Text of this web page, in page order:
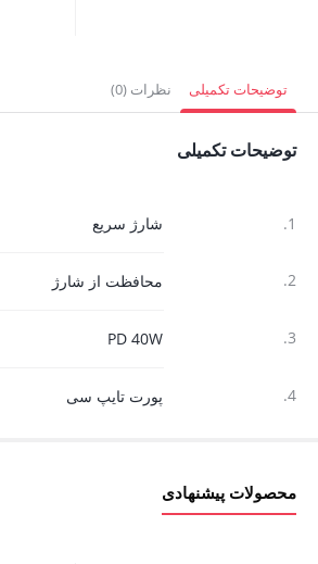
توضیحات تکمیلی نظرات (0)
توضیحات تکمیلی
1. شارژ سریع
2. محافظت از شارژ
3.
PD 40W
4. پورت تایپ سی
محصولات پیشنهادی